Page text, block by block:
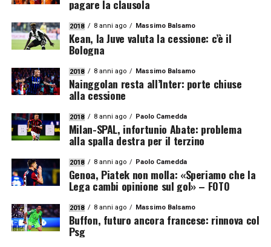
pagare la clausola
2018 8 anni ago Massimo Balsamo
Kean, la Juve valuta la cessione: c’è il
Bologna
2018 8 anni ago Massimo Balsamo
Nainggolan resta all’Inter: porte chiuse
alla cessione
2018 8 anni ago Paolo Camedda
Milan-SPAL, infortunio Abate: problema
alla spalla destra per il terzino
2018 8 anni ago Paolo Camedda
Genoa, Piatek non molla: «Speriamo che la
Lega cambi opinione sul gol» – FOTO
2018 8 anni ago Massimo Balsamo
Buffon, futuro ancora francese: rinnova col
Psg